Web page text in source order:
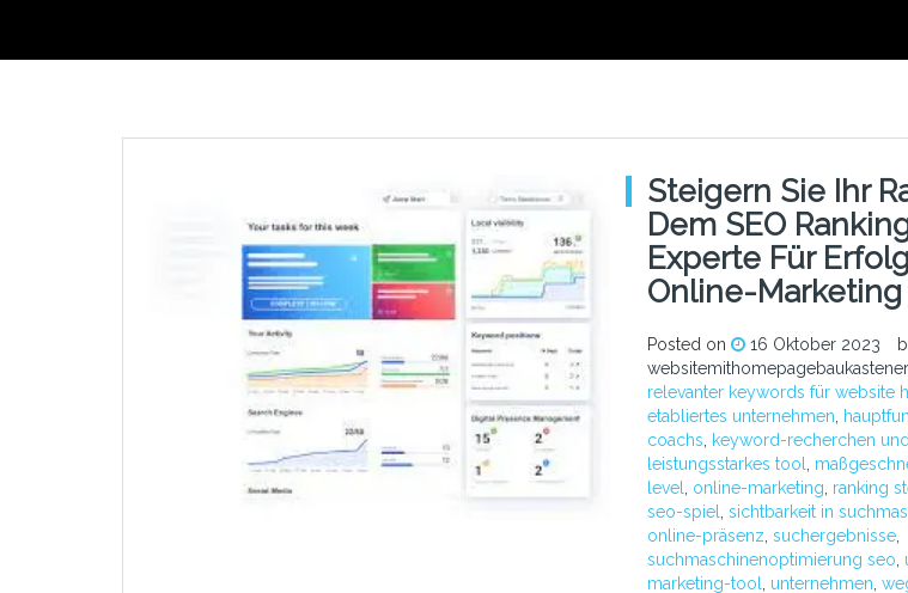
Steigern Sie Ihr
Dem SEO
Experte Für
Online-Marketing
Posted on 16 Oktober 2023
relevanter keywords für website
etabliertes unternehmen
coachs
keyword-recherchen und
leistungsstarkes tool
level
online-marketing ranking
seo-spiel
sichtbarkeit in
online-präsenz suchergebnisse,
suchmaschinenoptimierung seo
marketing-tool
unternehmen